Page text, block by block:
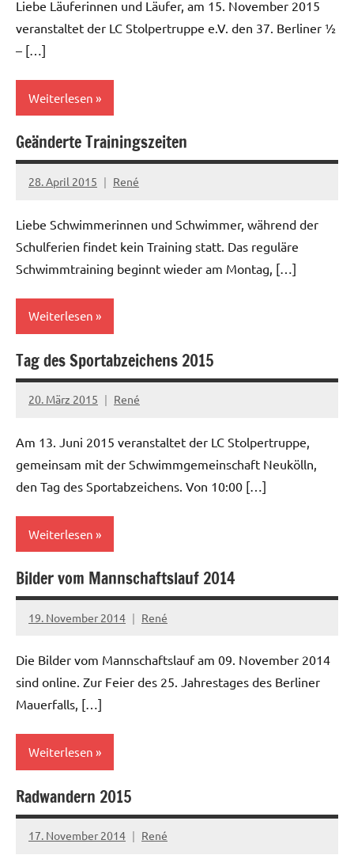
Liebe Läuferinnen und Läufer, am 15. November 2015
veranstaltet der LC Stolpertruppe e.V. den 37. Berliner ½
– […]
Weiterlesen
News
Geänderte Trainingszeiten
28. April 2015 René
Liebe Schwimmerinnen und Schwimmer, während der
Schulferien findet kein Training statt. Das reguläre
Schwimmtraining beginnt wieder am Montag, […]
Weiterlesen
News
Tag des Sportabzeichens 2015
20. März 2015 René
Am 13. Juni 2015 veranstaltet der LC Stolpertruppe,
gemeinsam mit der Schwimmgemeinschaft Neukölln,
den Tag des Sportabzeichens. Von 10:00 […]
Weiterlesen
News
Bilder vom Mannschaftslauf 2014
19. November 2014 René
Die Bilder vom Mannschaftslauf am 09. November 2014
sind online. Zur Feier des 25. Jahrestages des Berliner
Mauerfalls, […]
Weiterlesen
News
Radwandern 2015
17. November 2014 René